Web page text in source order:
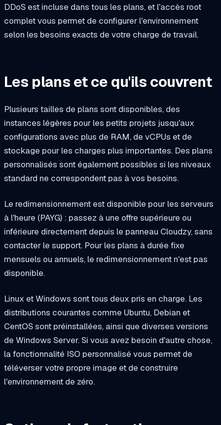
DDoS est incluse dans tous les plans, et l'accès root
complet vous permet de configurer l'environnement
selon les besoins exacts de votre charge de travail.
Les plans et ce qu'ils couvrent
Plusieurs tailles de plans sont disponibles, des
instances légères pour les petits projets jusqu'aux
configurations avec plus de RAM, de vCPUs et de
stockage pour les charges plus importantes. Des plans
personnalisés sont également possibles si les niveaux
standard ne correspondent pas à vos besoins.
Le redimensionnement est disponible pour les serveurs
à l'heure (PAYG) : passez à une offre supérieure ou
inférieure directement depuis le panneau Cloudzy, sans
contacter le support. Pour les plans à durée fixe
mensuels ou annuels, le redimensionnement n'est pas
disponible.
Linux et Windows sont tous deux pris en charge. Les
distributions courantes comme Ubuntu, Debian et
CentOS sont préinstallées, ainsi que diverses versions
de Windows Server. Si vous avez besoin d'autre chose,
la fonctionnalité ISO personnalisé vous permet de
téléverser votre propre image et de construire
l'environnement de zéro.